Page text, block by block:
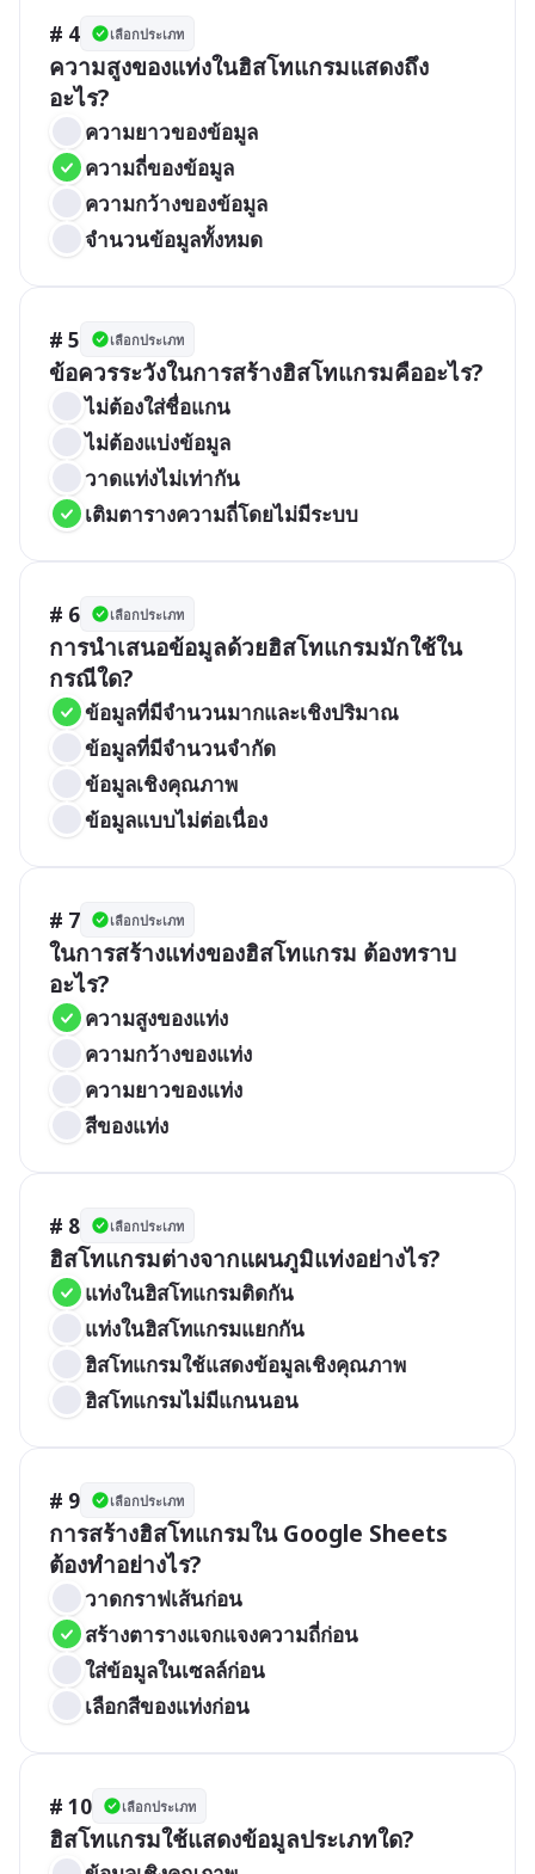
# 4 เลือกประเภท
ความสูงของแท่งในฮิสโทแกรมแสดงถึง
อะไร?
ความยาวของข้อมูล
ความถี่ของข้อมูล
ความกว้างของข้อมูล
จำนวนข้อมูลทั้งหมด
# 5 เลือกประเภท
ข้อควรระวังในการสร้างฮิสโทแกรมคืออะไร?
ไม่ต้องใส่ชื่อแกน
ไม่ต้องแบ่งข้อมูล
วาดแท่งไม่เท่ากัน
เติมตารางความถี่โดยไม่มีระบบ
# 6 เลือกประเภท
การนำเสนอข้อมูลด้วยฮิสโทแกรมมักใช้ใน
กรณีใด?
ข้อมูลที่มีจำนวนมากและเชิงปริมาณ
ข้อมูลที่มีจำนวนจำกัด
ข้อมูลเชิงคุณภาพ
ข้อมูลแบบไม่ต่อเนื่อง
# 7 เลือกประเภท
ในการสร้างแท่งของฮิสโทแกรม ต้องทราบ
อะไร?
ความสูงของแท่ง
ความกว้างของแท่ง
ความยาวของแท่ง
สีของแท่ง
# 8 เลือกประเภท
ฮิสโทแกรมต่างจากแผนภูมิแท่งอย่างไร?
แท่งในฮิสโทแกรมติดกัน
แท่งในฮิสโทแกรมแยกกัน
ฮิสโทแกรมใช้แสดงข้อมูลเชิงคุณภาพ
ฮิสโทแกรมไม่มีแกนนอน
# 9 เลือกประเภท
การสร้างฮิสโทแกรมใน Google Sheets
ต้องทำอย่างไร?
วาดกราฟเส้นก่อน
สร้างตารางแจกแจงความถี่ก่อน
ใส่ข้อมูลในเซลล์ก่อน
เลือกสีของแท่งก่อน
# 10 เลือกประเภท
ฮิสโทแกรมใช้แสดงข้อมูลประเภทใด?